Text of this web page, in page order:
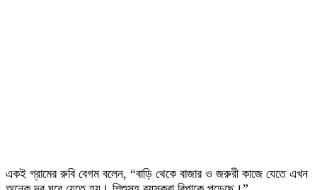
একই গ্রামের রুবি বেগম বলেন, “বাড়ি থেকে বাজার ও জরুরী কাজে যেতে এখন